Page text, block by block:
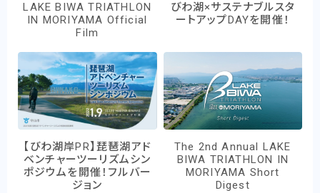
LAKE BIWA TRIATHLON
IN MORIYAMA Official
Film
びわ湖×サステナブルスタ
ートアップDAYを開催！
【びわ湖岸PR】琵琶湖アド
ベンチャーツーリズムシン
ポジウムを開催！フルバー
ジョン
The 2nd Annual LAKE
BIWA TRIATHLON IN
MORIYAMA Short
Digest